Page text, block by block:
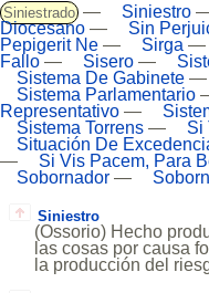
Siniestrado — Siniestro
Diocesano — Sin
Pepigerit Ne — Sirga —
Fallo — Sisero —
Sistema De Gabinete —
Sistema Parlamentario
Representativo —
Sistema Torrens — Si
Situación De
—
Si Vis Pacem, Para
Sobornador —
Siniestro
(Ossorio) Hecho
las cosas por causa
la producción del